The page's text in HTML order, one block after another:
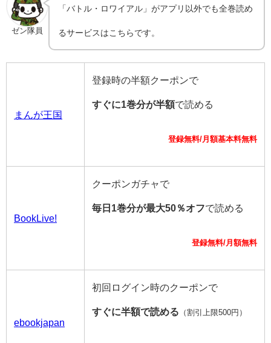
ゼン隊員
「バトル・ロワイアル」がアプリ以外でも全巻読め
るサービスはこちらです。
まんが王国
登録時の半額クーポンで
すぐに1巻分が半額で読める
登録無料/月額基本料無料
BookLive!
クーポンガチャで
毎日1巻分が最大50％オフで読める
登録無料/月額無料
ebookjapan
初回ログイン時のクーポンで
すぐに半額で読める （割引上限500円）